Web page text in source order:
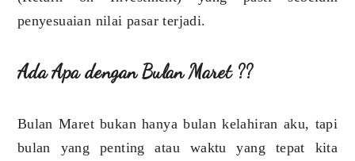
penyesuaian nilai pasar terjadi.
Ada Apa dengan Bulan Maret ??
Bulan Maret bukan hanya bulan kelahiran aku, tapi
bulan yang penting atau waktu yang tepat kita